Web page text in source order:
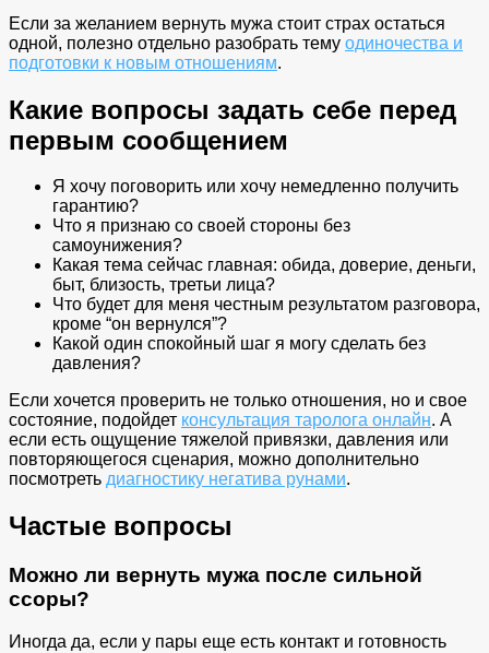
Если за желанием вернуть мужа стоит страх остаться
одной, полезно отдельно разобрать тему одиночества и
подготовки к новым отношениям.
Какие вопросы задать себе перед
первым сообщением
Я хочу поговорить или хочу немедленно получить
гарантию?
Что я признаю со своей стороны без
самоунижения?
Какая тема сейчас главная: обида, доверие, деньги,
быт, близость, третьи лица?
Что будет для меня честным результатом разговора,
кроме “он вернулся”?
Какой один спокойный шаг я могу сделать без
давления?
Если хочется проверить не только отношения, но и свое
состояние, подойдет консультация таролога онлайн. А
если есть ощущение тяжелой привязки, давления или
повторяющегося сценария, можно дополнительно
посмотреть диагностику негатива рунами.
Частые вопросы
Можно ли вернуть мужа после сильной
ссоры?
Иногда да, если у пары еще есть контакт и готовность